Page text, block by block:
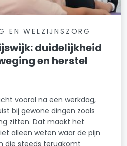
EN WELZIJNSZORG
duidelijkheid
en herstel
vooral na een werkdag,
bij gewone dingen zoals
zitten. Dat maakt het
alleen weten waar de pijn
die steeds terugkomt